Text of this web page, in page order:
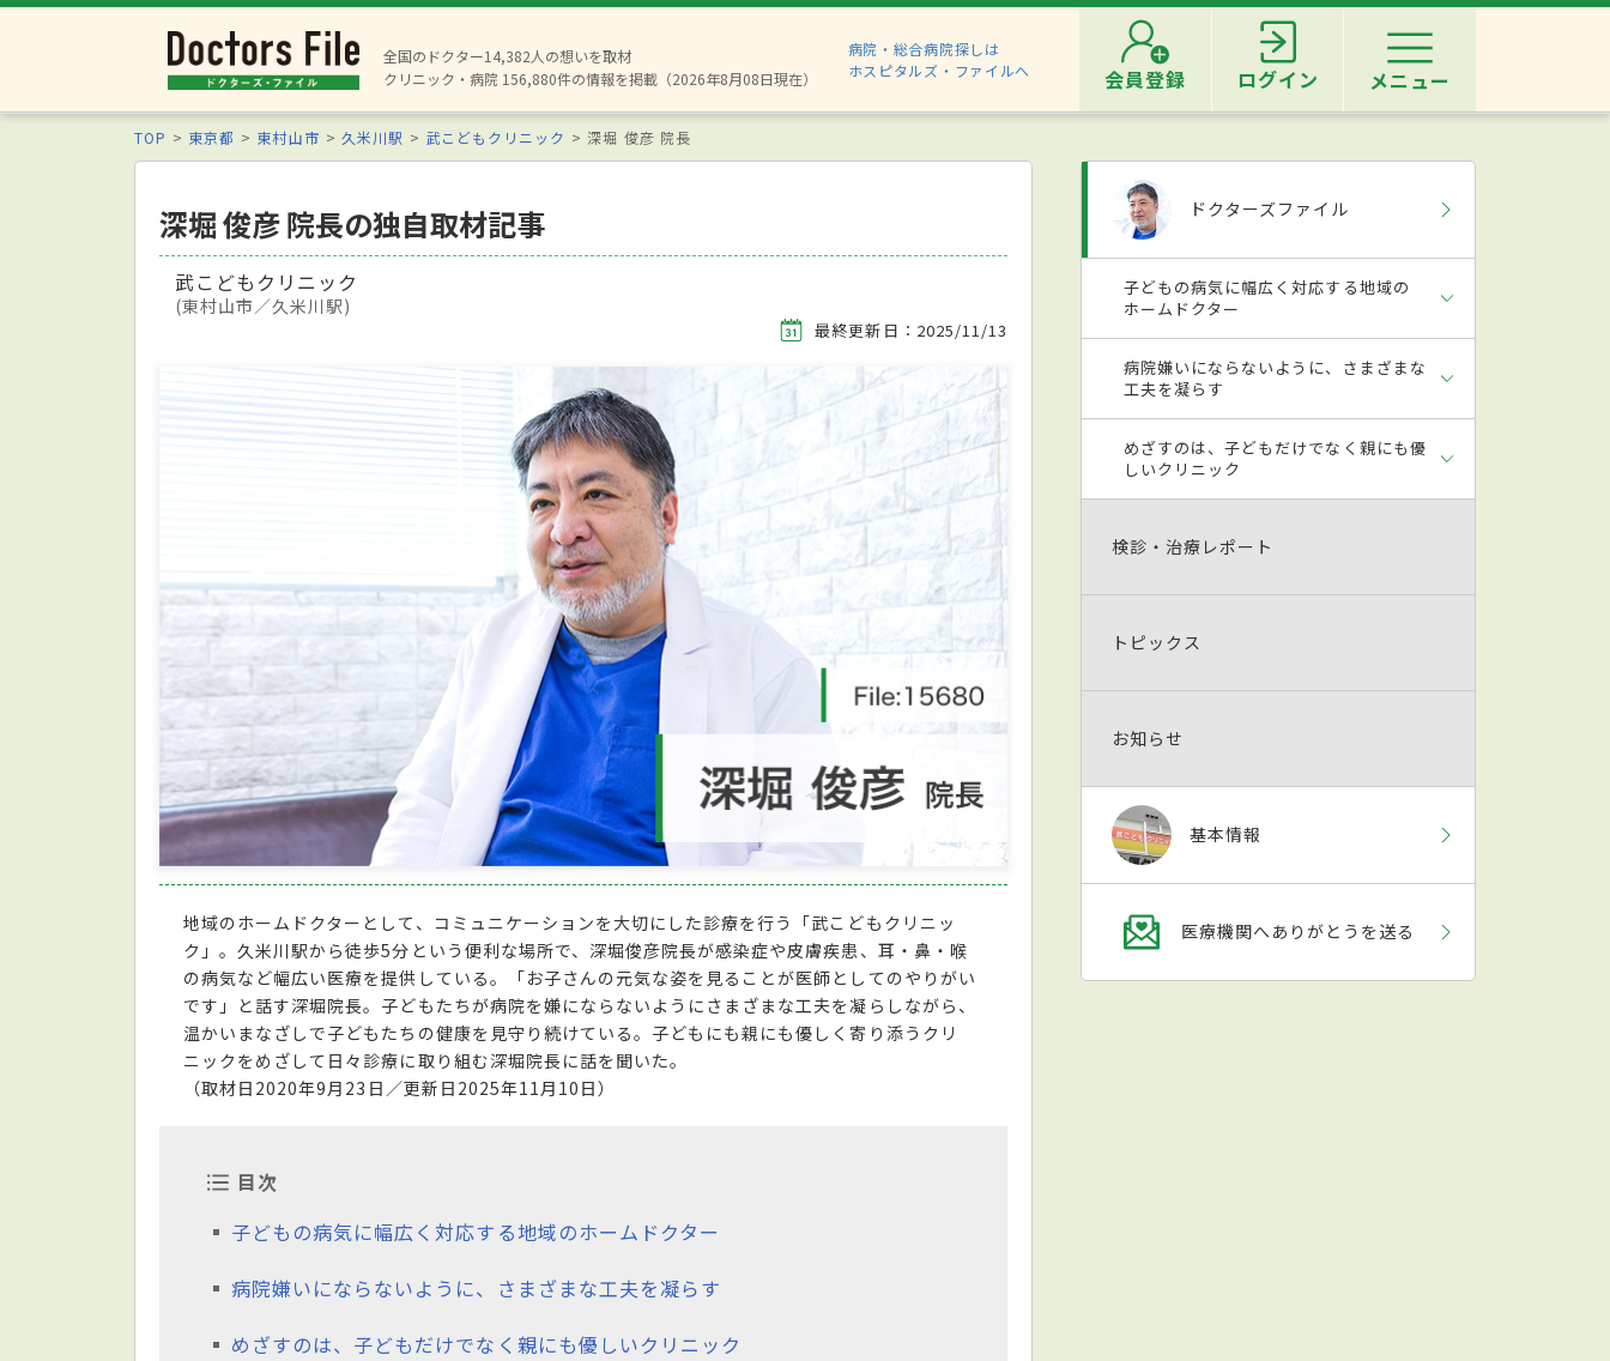
全国のドクター14,382人の想いを取材
クリニック・病院 156,880件の情報を掲載（2026年8月08日現在）
病院・総合病院探しは
ホスピタルズ・ファイルへ
会員登録 ログイン メニュー
TOP 東京都 東村山市 久米川駅 武こどもクリニック 深堀 俊彦 院長
深堀 俊彦 院長の独自取材記事
武こどもクリニック
(東村山市／久米川駅)
最終更新日：2025/11/13
地域のホームドクターとして、コミュニケーションを大切にした診療を行う「武こどもクリニッ
ク」。久米川駅から徒歩5分という便利な場所で、深堀俊彦院長が感染症や皮膚疾患、耳・鼻・喉
の病気など幅広い医療を提供している。「お子さんの元気な姿を見ることが医師としてのやりがい
です」と話す深堀院長。子どもたちが病院を嫌にならないようにさまざまな工夫を凝らしながら、
温かいまなざしで子どもたちの健康を見守り続けている。子どもにも親にも優しく寄り添うクリ
ニックをめざして日々診療に取り組む深堀院長に話を聞いた。
（取材日2020年9月23日／更新日2025年11月10日）
目次
子どもの病気に幅広く対応する地域のホームドクター
病院嫌いにならないように、さまざまな工夫を凝らす
めざすのは、子どもだけでなく親にも優しいクリニック
ドクターズファイル
子どもの病気に幅広く対応する地域の
ホームドクター
病院嫌いにならないように、さまざまな
工夫を凝らす
めざすのは、子どもだけでなく親にも優
しいクリニック
検診・治療レポート
トピックス
お知らせ
基本情報
医療機関へありがとうを送る